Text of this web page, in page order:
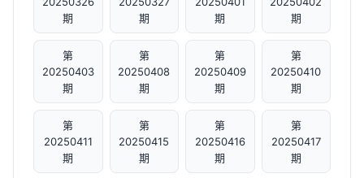
期
期
期
期
第
20250403
期
第
20250408
期
第
20250409
期
第
20250410
期
第
20250411
期
第
20250415
期
第
20250416
期
第
20250417
期